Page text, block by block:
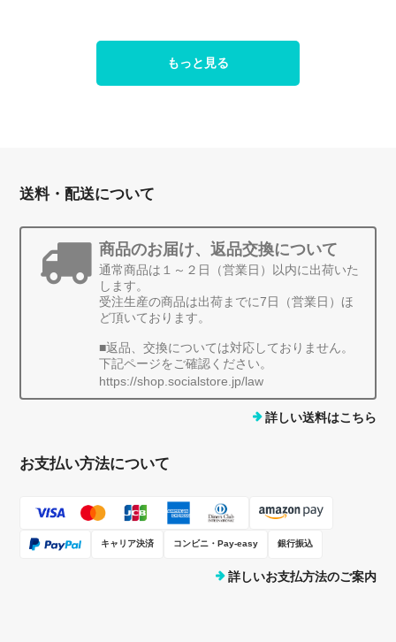
もっと見る
送料・配送について
商品のお届け、返品交換について
通常商品は１～２日（営業日）以内に出荷いた
します。
受注生産の商品は出荷までに7日（営業日）ほ
ど頂いております。
■返品、交換については対応しておりません。
下記ページをご確認ください。
https://shop.socialstore.jp/law
詳しい送料はこちら
お支払い方法について
キャリア決済 コンビニ・Pay-easy 銀行振込
詳しいお支払方法のご案内